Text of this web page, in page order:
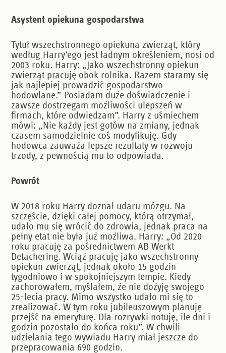
Asystent opiekuna gospodarstwa
Tytuł wszechstronnego opiekuna zwierząt, który
według Harry’ego jest ładnym określeniem, nosi od
2003 roku. Harry: „Jako wszechstronny opiekun
zwierząt pracuję obok rolnika. Razem staramy się
jak najlepiej prowadzić gospodarstwo
hodowlane.” Posiadam duże doświadczenie i
zawsze dostrzegam możliwości ulepszeń w
firmach, które odwiedzam”. Harry z uśmiechem
mówi: „Nie każdy jest gotów na zmiany, jednak
czasem samodzielnie coś modyfikuję. Gdy
hodowca zauważa lepsze rezultaty w rozwoju
trzody, z pewnością mu to odpowiada.
Powrót
W 2018 roku Harry doznał udaru mózgu. Na
szczęście, dzięki całej pomocy, którą otrzymał,
udało mu się wrócić do zdrowia, jednak praca na
pełny etat nie była już możliwa. Harry: „Od 2020
roku pracuję za pośrednictwem AB Werkt
Detachering. Wciąż pracuję jako wszechstronny
opiekun zwierząt, jednak około 15 godzin
tygodniowo i w spokojniejszym tempie. Kiedy
zachorowałem, myślałem, że nie dożyję swojego
25-lecia pracy. Mimo wszystko udało mi się to
zrealizować. W tym roku jubileuszowym planuję
przejść na emeryturę. Dla rozrywki notuję, ile dni i
godzin pozostało do końca roku”. W chwili
udzielania tego wywiadu Harry miał jeszcze do
przepracowania 690 godzin.